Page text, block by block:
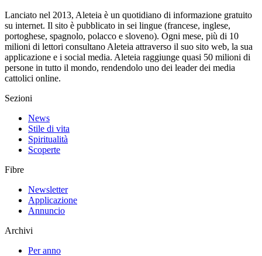
Lanciato nel 2013, Aleteia è un quotidiano di informazione gratuito
su internet. Il sito è pubblicato in sei lingue (francese, inglese,
portoghese, spagnolo, polacco e sloveno). Ogni mese, più di 10
milioni di lettori consultano Aleteia attraverso il suo sito web, la sua
applicazione e i social media. Aleteia raggiunge quasi 50 milioni di
persone in tutto il mondo, rendendolo uno dei leader dei media
cattolici online.
Sezioni
News
Stile di vita
Spiritualità
Scoperte
Fibre
Newsletter
Applicazione
Annuncio
Archivi
Per anno